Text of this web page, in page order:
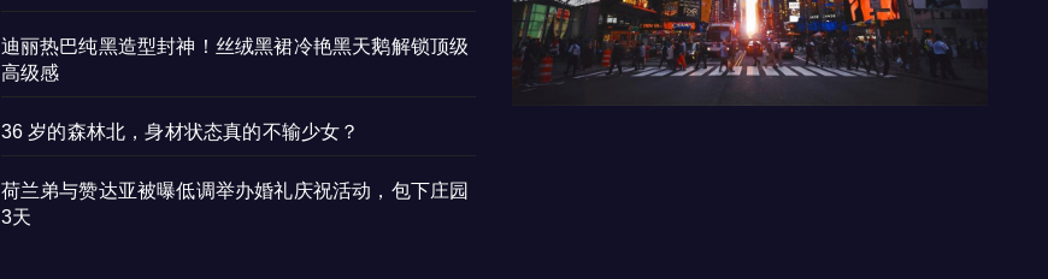
迪丽热巴纯黑造型封神！丝绒黑裙冷艳黑天鹅解锁顶级
高级感
36 岁的森林北，身材状态真的不输少女？
荷兰弟与赞达亚被曝低调举办婚礼庆祝活动，包下庄园
3天